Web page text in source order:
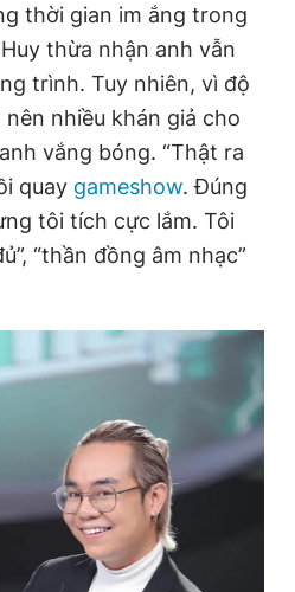
thời gian im ắng trong
thừa nhận anh vẫn
trình. Tuy nhiên, vì độ
nhiều khán giả cho
vắng bóng. “Thật ra
quay gameshow. Đúng
tôi tích cực lắm. Tôi
“thần đồng âm nhạc”